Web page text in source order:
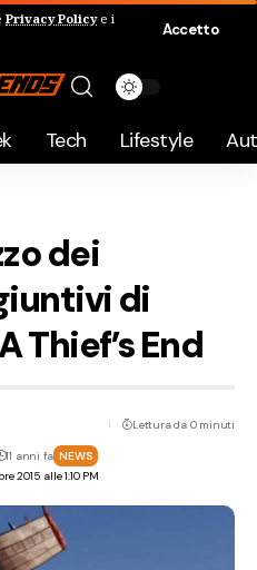
Privacy Policye i
Accetto
Tech Lifestyle
dei
di
Thief’s End
2015 alle 1:10 PM
11 anni fa NEWS
Lettura da 0 minuti